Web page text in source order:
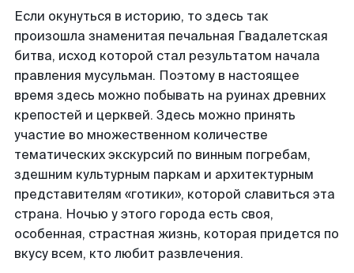
Если окунуться в историю, то здесь так
произошла знаменитая печальная Гвадалетская
битва, исход которой стал результатом начала
правления мусульман. Поэтому в настоящее
время здесь можно побывать на руинах древних
крепостей и церквей. Здесь можно принять
участие во множественном количестве
тематических экскурсий по винным погребам,
здешним культурным паркам и архитектурным
представителям «готики», которой славиться эта
страна. Ночью у этого города есть своя,
особенная, страстная жизнь, которая придется по
вкусу всем, кто любит развлечения.